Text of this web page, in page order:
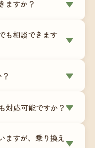
ますか？ ▼
たオンラインでのや
を問わずサポート可
ています。
も相談できます
▼
ます。事業計画の段
▼
、決算時に追加の作
しています。年間
対応可能ですか？▼
査要件が異なるた
ますが、乗り換え ▼